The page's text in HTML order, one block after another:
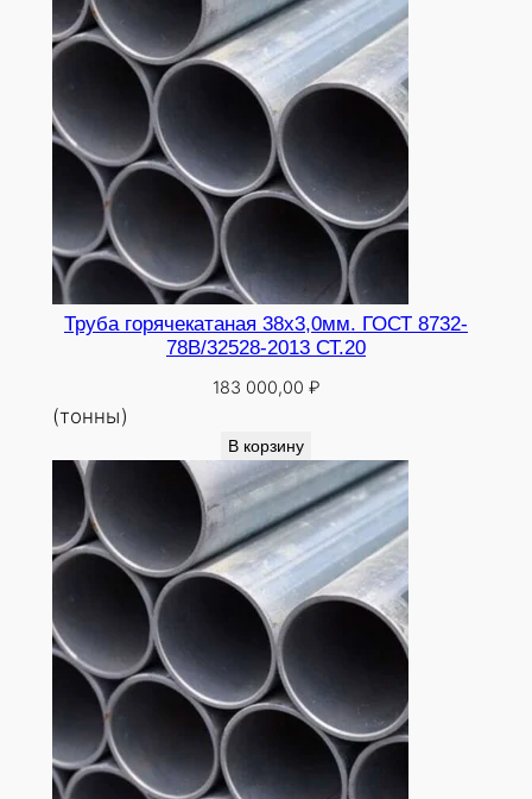
Труба горячекатаная 38х3,0мм. ГОСТ 8732-
78В/32528-2013 СТ.20
183 000,00 ₽
(тонны)
В корзину